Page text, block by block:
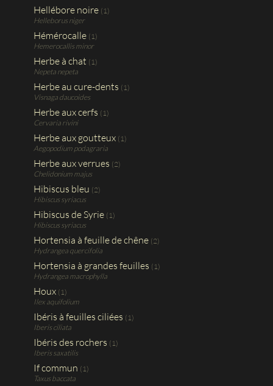
Hellébore noire (1)
Helleborus niger
Hémérocalle (1)
Hemerocallis minor
Herbe à chat (1)
Nepeta nepeta
Herbe au cure-dents (1)
Visnaga daucoides
Herbe aux cerfs (1)
Cervaria rivini
Herbe aux goutteux (1)
Aegopodium podagraria
Herbe aux verrues (2)
Chelidonium majus
Hibiscus bleu (2)
Hibiscus syriacus
Hibiscus de Syrie (1)
Hibiscus syriacus
Hortensia à feuille de chêne (2)
Hydrangea quercifolia
Hortensia à grandes feuilles (1)
Hydrangea macrophylla
Houx (1)
Ilex aquifolium
Ibéris à feuilles ciliées (1)
Iberis ciliata
Ibéris des rochers (1)
Iberis saxatilis
If commun (1)
Taxus baccata